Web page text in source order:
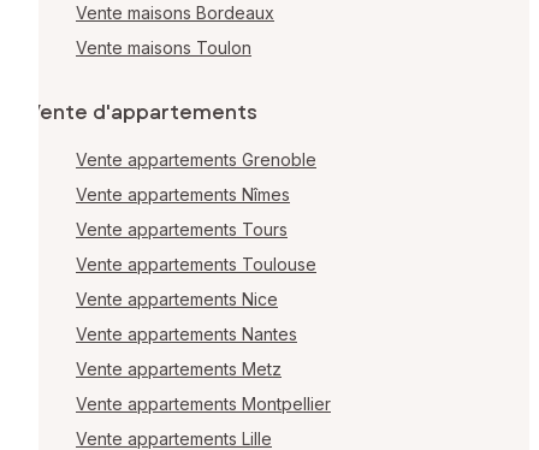
Vente maisons Bordeaux
Vente maisons Toulon
Vente d'appartements
Vente appartements Grenoble
Vente appartements Nîmes
Vente appartements Tours
Vente appartements Toulouse
Vente appartements Nice
Vente appartements Nantes
Vente appartements Metz
Vente appartements Montpellier
Vente appartements Lille